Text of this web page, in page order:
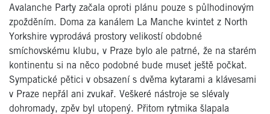
Avalanche Party začala oproti plánu pouze s půlhodinovým
zpožděním. Doma za kanálem La Manche kvintet z North
Yorkshire vyprodává prostory velikostí obdobné
smíchovskému klubu, v Praze bylo ale patrné, že na starém
kontinentu si na něco podobné bude muset ještě počkat.
Sympatické pětici v obsazení s dvěma kytarami a klávesami
v Praze nepřál ani zvukař. Veškeré nástroje se slévaly
dohromady, zpěv byl utopený. Přitom rytmika šlapala